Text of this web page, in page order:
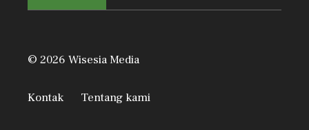
© 2026 Wisesia Media
Kontak Tentang kami